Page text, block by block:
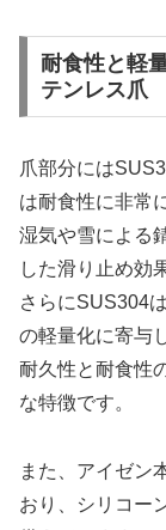
耐食性と軽
テンレス爪
爪部分には
は耐食性に非常
湿気や雪による
した滑り止め効
さらにSUS304
の軽量化に寄与
耐久性と耐食性
な特徴です。
また、アイゼン
おり、シリコー